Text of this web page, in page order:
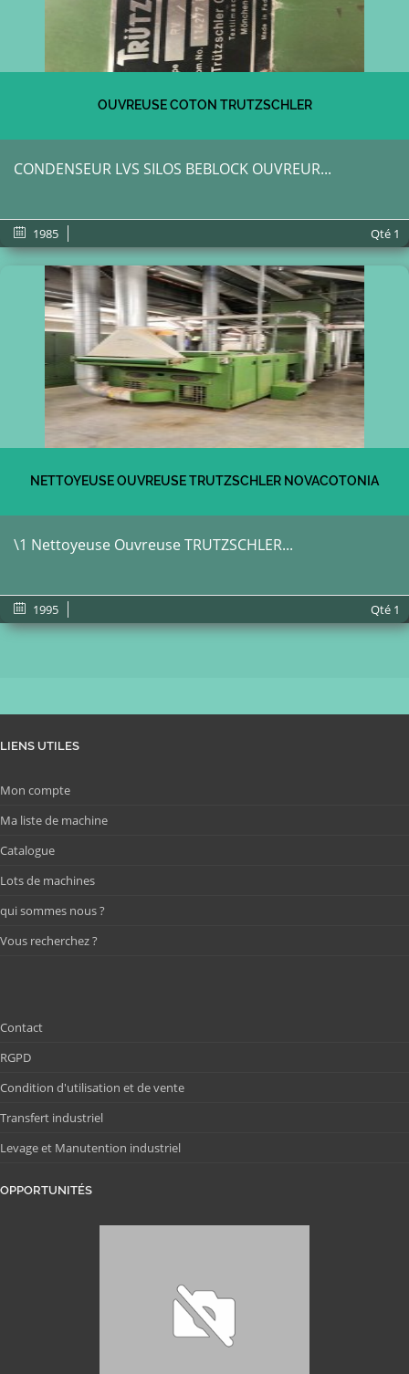
OUVREUSE COTON TRUTZSCHLER
CONDENSEUR LVS SILOS BEBLOCK OUVREUR...
1985 Qté 1
NETTOYEUSE OUVREUSE TRUTZSCHLER NOVACOTONIA
\1 Nettoyeuse Ouvreuse TRUTZSCHLER...
1995 Qté 1
LIENS UTILES
Mon compte
Ma liste de machine
Catalogue
Lots de machines
qui sommes nous ?
Vous recherchez ?
Contact
RGPD
Condition d'utilisation et de vente
Transfert industriel
Levage et Manutention industriel
OPPORTUNITÉS